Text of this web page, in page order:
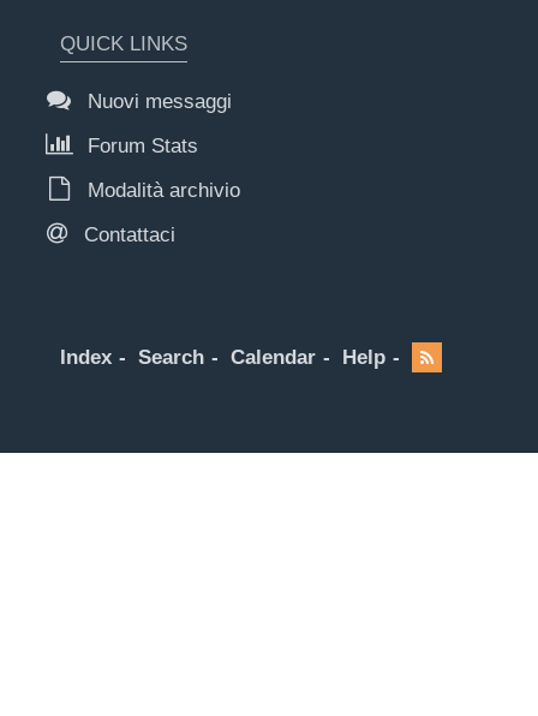
QUICK LINKS
Nuovi messaggi
Forum Stats
Modalità archivio
Contattaci
Index Search Calendar Help